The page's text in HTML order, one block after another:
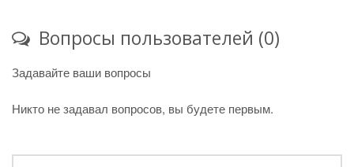
Вопросы пользователей (0)
Задавайте ваши вопросы
Никто не задавал вопросов, вы будете первым.